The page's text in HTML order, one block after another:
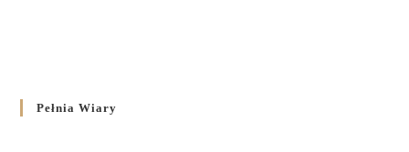
Pełnia Wiary